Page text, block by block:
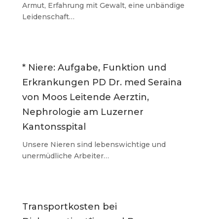
Armut, Erfahrung mit Gewalt, eine unbändige
Leidenschaft…
* Niere: Aufgabe, Funktion und
Erkrankungen PD Dr. med Seraina
von Moos Leitende Aerztin,
Nephrologie am Luzerner
Kantonsspital
Unsere Nieren sind lebenswichtige und
unermüdliche Arbeiter…
Transportkosten bei